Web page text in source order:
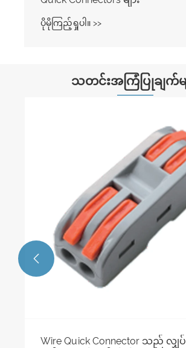
ပိုမိုကြည့်ရှုပါ။ >>
သတင်းအကြံပြုချက်မ
Wire Quick Connector သည် လ
